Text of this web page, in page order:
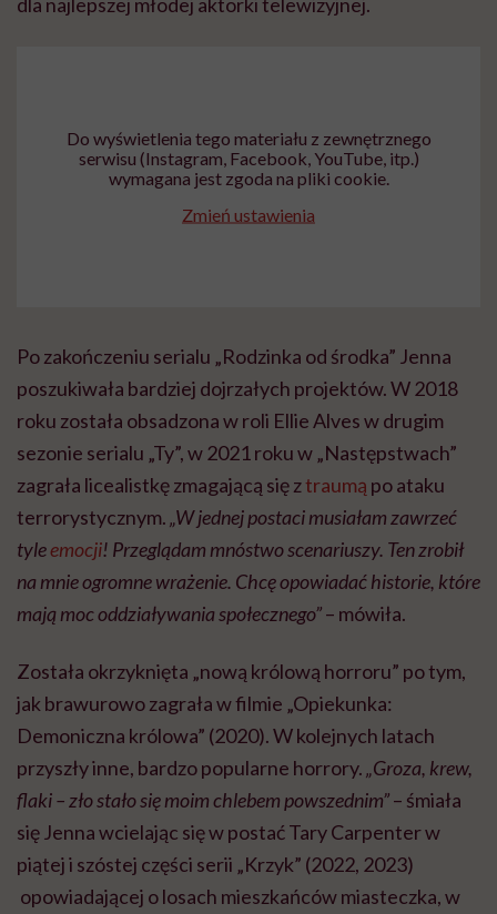
Do wyświetlenia tego materiału z zewnętrznego
serwisu (Instagram, Facebook, YouTube, itp.)
wymagana jest zgoda na pliki cookie.
Zmień ustawienia
Po zakończeniu serialu „Rodzinka od środka” Jenna
poszukiwała bardziej dojrzałych projektów. W 2018
roku została obsadzona w roli Ellie Alves w drugim
sezonie serialu „Ty”, w 2021 roku w „Następstwach”
zagrała licealistkę zmagającą się ztraumą po ataku
terrorystycznym.„W jednej postaci musiałam zawrzeć
tyleemocji! Przeglądam mnóstwo scenariuszy. Ten zrobił
na mnie ogromne wrażenie. Chcę opowiadać historie, które
mają moc oddziaływania społecznego”– mówiła.
Została okrzyknięta „nową królową horroru” po tym,
jak brawurowo zagrała w filmie „Opiekunka:
Demoniczna królowa” (2020). W kolejnych latach
przyszły inne, bardzo popularne horrory.„Groza, krew,
flaki – zło stało się moim chlebem powszednim”– śmiała
się Jenna wcielając się w postać Tary Carpenter w
piątej i szóstej części serii „Krzyk” (2022, 2023)
opowiadającej o losach mieszkańców miasteczka, w